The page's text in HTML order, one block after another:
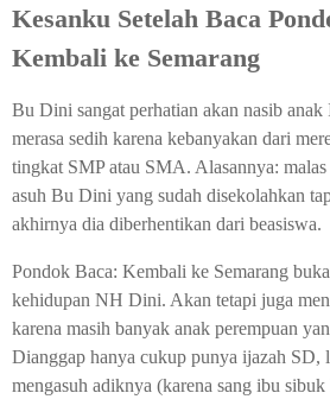
Kesanku Setelah Baca
Kembali ke Semarang
Bu Dini sangat perhatian akan nasib anak
merasa sedih karena kebanyakan dari
tingkat SMP atau SMA. Alasannya:
asuh Bu Dini yang sudah disekolahkan
akhirnya dia diberhentikan dari beasiswa.
Pondok Baca: Kembali ke Semarang
kehidupan NH Dini. Akan tetapi juga
karena masih banyak anak perempuan
Dianggap hanya cukup punya ijazah SD,
mengasuh adiknya (karena sang ibu sibuk